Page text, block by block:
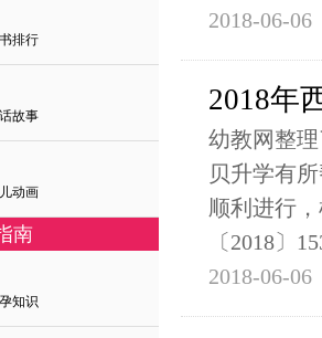
排行
故事
动画
南
知识
2018-06-06
2018年
幼教网整
贝升学有
顺利进行
〔2018〕
2018-06-06